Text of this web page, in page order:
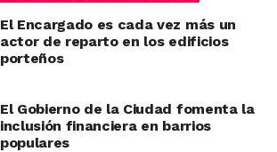
El Encargado es cada vez más un
actor de reparto en los edificios
porteños
El Gobierno de la Ciudad fomenta la
inclusión financiera en barrios
populares